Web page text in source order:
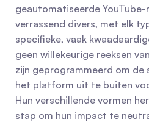
geautomatiseerde
verrassend divers, met elk
specifieke, vaak
geen willekeurige reeksen
zijn geprogrammeerd om de
het platform uit te buiten
Hun verschillende vormen
stap om hun impact te